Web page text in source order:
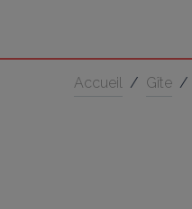
Accueil / Gîte /